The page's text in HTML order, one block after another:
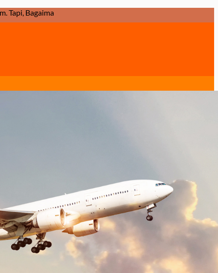
Dikirim Dalam Keadaan Baik dan Diterima Ditujuan